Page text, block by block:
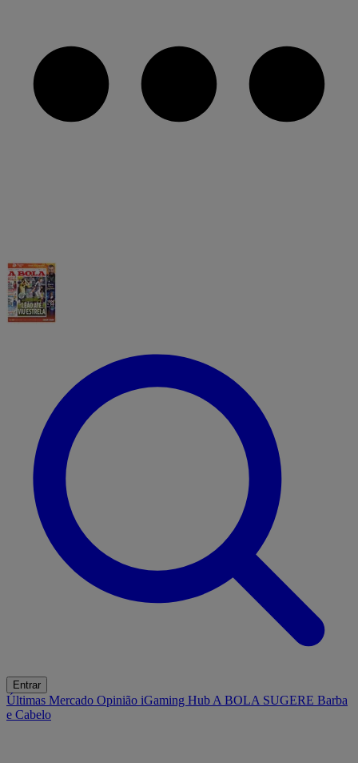
Entrar
Últimas Mercado Opinião iGaming Hub A BOLA SUGERE Barba
e Cabelo